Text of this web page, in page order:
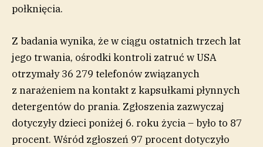
połknięcia.
Z badania wynika, że w ciągu ostatnich trzech lat
jego trwania, ośrodki kontroli zatruć w USA
otrzymały 36 279 telefonów związanych
z narażeniem na kontakt z kapsułkami płynnych
detergentów do prania. Zgłoszenia zazwyczaj
dotyczyły dzieci poniżej 6. roku życia – było to 87
procent. Wśród zgłoszeń 97 procent dotyczyło